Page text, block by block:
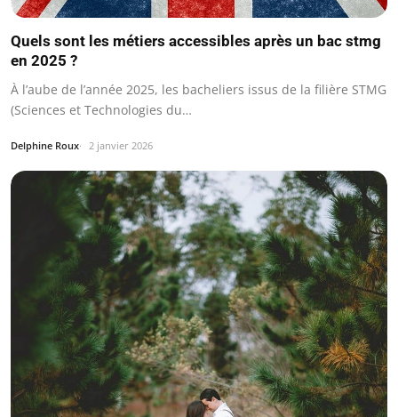
Quels sont les métiers accessibles après un bac stmg
en 2025 ?
À l’aube de l’année 2025, les bacheliers issus de la filière STMG
(Sciences et Technologies du…
Delphine Roux 2 janvier 2026